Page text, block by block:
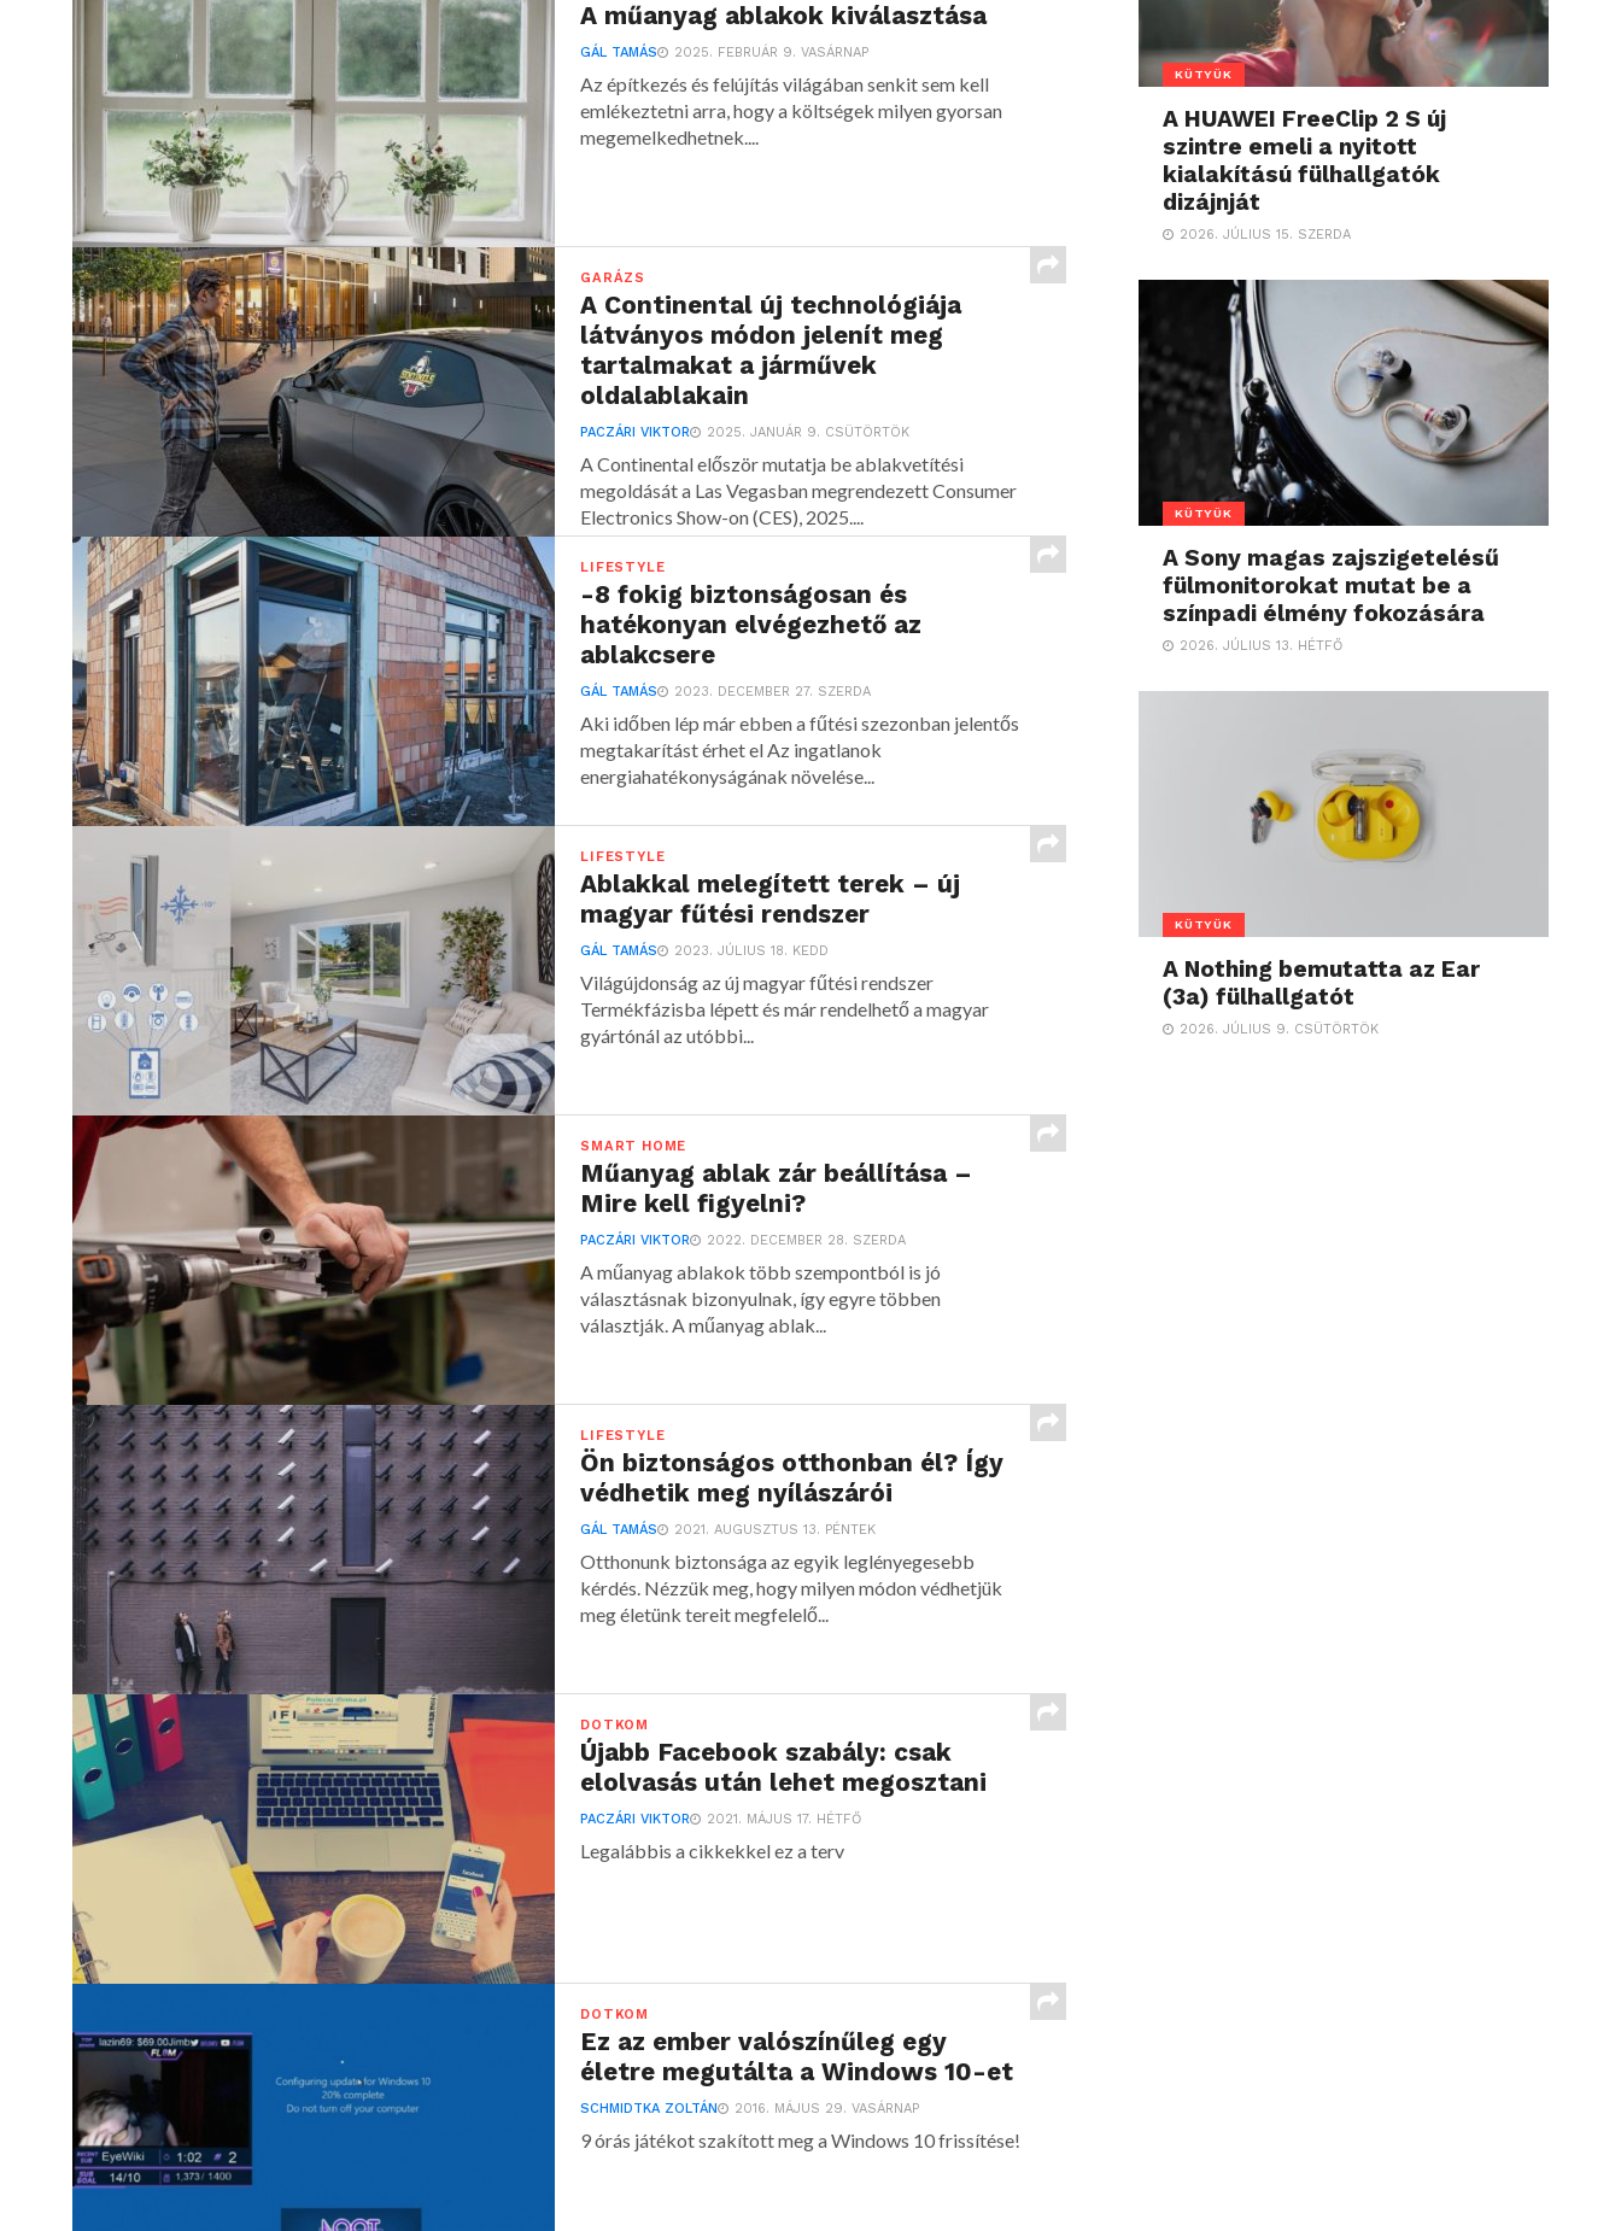
A műanyag ablakok kiválasztása
GÁL TAMÁS 2025. FEBRUÁR 9. VASÁRNAP
Az építkezés és felújítás világában senkit sem kell
emlékeztetni arra, hogy a költségek milyen gyorsan
megemelkedhetnek....
GARÁZS
A Continental új technológiája
látványos módon jelenít meg
tartalmakat a járművek
oldalablakain
PACZÁRI VIKTOR 2025. JANUÁR 9. CSÜTÖRTÖK
A Continental először mutatja be ablakvetítési
megoldását a Las Vegasban megrendezett Consumer
Electronics Show-on (CES), 2025....
LIFESTYLE
-8 fokig biztonságosan és
hatékonyan elvégezhető az
ablakcsere
GÁL TAMÁS 2023. DECEMBER 27. SZERDA
Aki időben lép már ebben a fűtési szezonban jelentős
megtakarítást érhet el Az ingatlanok
energiahatékonyságának növelése...
LIFESTYLE
Ablakkal melegített terek – új
magyar fűtési rendszer
GÁL TAMÁS 2023. JÚLIUS 18. KEDD
Világújdonság az új magyar fűtési rendszer
Termékfázisba lépett és már rendelhető a magyar
gyártónál az utóbbi...
SMART HOME
Műanyag ablak zár beállítása –
Mire kell figyelni?
PACZÁRI VIKTOR 2022. DECEMBER 28. SZERDA
A műanyag ablakok több szempontból is jó
választásnak bizonyulnak, így egyre többen
választják. A műanyag ablak...
LIFESTYLE
Ön biztonságos otthonban él? Így
védhetik meg nyílászárói
GÁL TAMÁS 2021. AUGUSZTUS 13. PÉNTEK
Otthonunk biztonsága az egyik leglényegesebb
kérdés. Nézzük meg, hogy milyen módon védhetjük
meg életünk tereit megfelelő...
DOTKOM
Újabb Facebook szabály: csak
elolvasás után lehet megosztani
PACZÁRI VIKTOR 2021. MÁJUS 17. HÉTFŐ
Legalábbis a cikkekkel ez a terv
DOTKOM
Ez az ember valószínűleg egy
életre megutálta a Windows 10-et
SCHMIDTKA ZOLTÁN 2016. MÁJUS 29. VASÁRNAP
9 órás játékot szakított meg a Windows 10 frissítése!
KÜTYÜK
A HUAWEI FreeClip 2 S új
szintre emeli a nyitott
kialakítású fülhallgatók
dizájnját
2026. JÚLIUS 15. SZERDA
KÜTYÜK
A Sony magas zajszigetelésű
fülmonitorokat mutat be a
színpadi élmény fokozására
2026. JÚLIUS 13. HÉTFŐ
KÜTYÜK
A Nothing bemutatta az Ear
(3a) fülhallgatót
2026. JÚLIUS 9. CSÜTÖRTÖK